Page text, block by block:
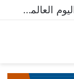
بنك مصر يشارك في فعالية “اليوم العالمي للشباب” ويقدم العديد من العروض المجانية دعمًا للشمول المالي تحت رعاية البنك المركزي المصري